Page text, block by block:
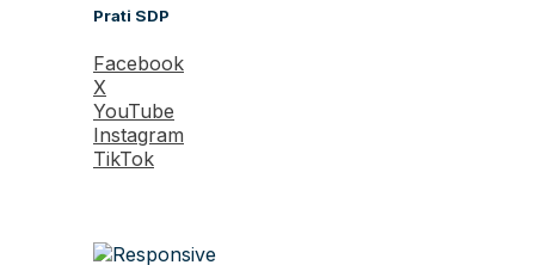
Prati SDP
Facebook
X
YouTube
Instagram
TikTok